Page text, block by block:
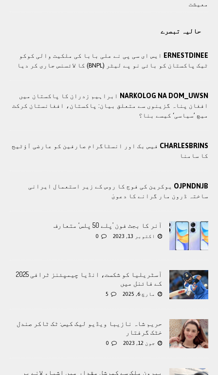
معيشت
حالیہ تبصرے
ERNESTDINEE ایس ای سی پی نے علی بابا کی ملکیت والی کوکو
ٹیک پاکستان کو بائی نو پے لیٹر (BNPL) کا لائسنس جاری کر دیا
NARKOLOG NA DOM_UWSN ابراہیم زدران کا پاکستان میں
افغان پناہ گزینوں سے متعلق بیان: پاکستان، افغانستان کرکٹ
میچ ’سیاسی‘ کیسے بنا؟
CHARLESBRINS فیس بک اور انسٹاگرام صارفین کو عارضی آؤٹیج
کا سامنا
OJPNDNJB یوکرین کی فوج کا روس کے زیر استعمال ایرانی
ساختہ ڈرون مار گرانے کا دعویٰ
آنر کا بجٹ فون ’پلے 50 پلس‘ متعارف
اکتوبر 13, 2023 0
آسٹریلیا کو شکست، انڈیا چیمپئنز ٹرافی 2025
کے فائنل میں
مارچ 6, 2025 5
حریم شاہ نازیبا ویڈیو لیک کیس: ٹک ٹاکر صندل
خٹک گرفتار
جون 12, 2023 0
بیرون ملک سے کمرشل مقدار میں اشیاء لانے پر